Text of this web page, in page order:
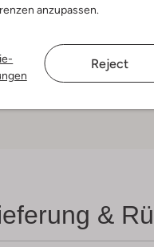
anzupassen.
Reject
&